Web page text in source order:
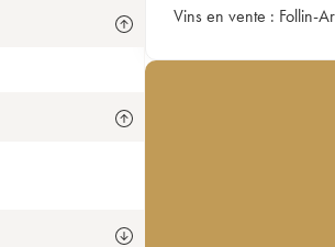
Vins en vente : Follin-